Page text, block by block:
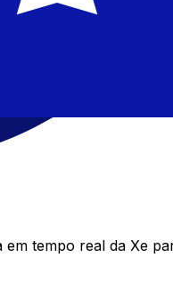
tempo real da Xe